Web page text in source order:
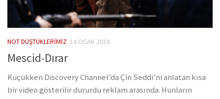
NOT DÜŞTÜKLERIMIZ 14 OCAK 2018
Mescid-Dırar
Küçükken Discovery Channel’da Çin Seddi’ni anlatan kısa
bir video gösterilir dururdu reklam arasında. Hunların